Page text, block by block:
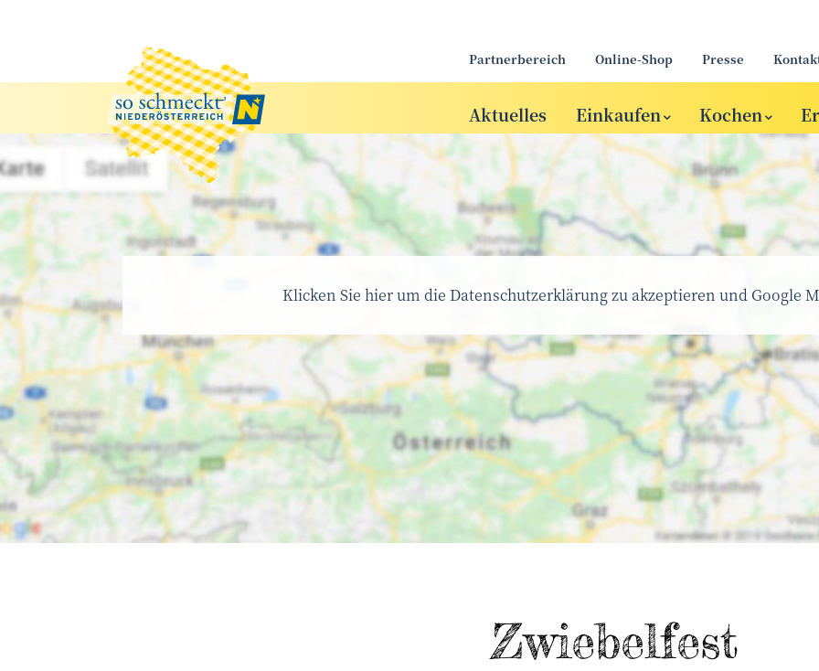
Partnerbereich Online-Shop Presse
Aktuelles Einkaufen Kochen
Klicken Sie hier um die Datenschutzerklärung zu akzeptieren und Google
Zwiebelfest